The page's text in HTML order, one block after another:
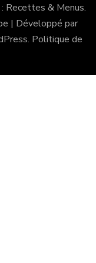
: Recettes & Menus.
| Développé par
. Politique de